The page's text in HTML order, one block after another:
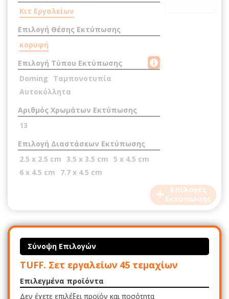
+
Επιλογές
Εκτύπωσης
Κιτ Εργαλείων
Επιλογή Θέσης Εκτύπωσης
κορυφή
Επιλογή Τύπου Εκτύπωσης
Doming
Ταμπονοτυπία
Αυτοκόλλητα
Αριθμός Χρωμάτων Εκτύπωσης
13
Επιλογή Διαστάσεων Εκτύπωσης
2.5 x 2.5 cm 3.5 x 3.5 cm 5 x 4.5 cm
6 x 4.5 cm
7.7 x 4.5 cm
Σύνοψη Επιλογών
TUFF. Σετ εργαλείων 45 τεμαχίων
Επιλεγμένα προϊόντα
Δεν έχετε επιλέξει προϊόν και ποσότητα